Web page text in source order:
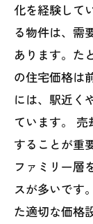
化を経験して
る物件は、需
あります。た
の住宅価格は
には、駅近く
ています。
することが重
ファミリー層
スが多いです
た適切な価格